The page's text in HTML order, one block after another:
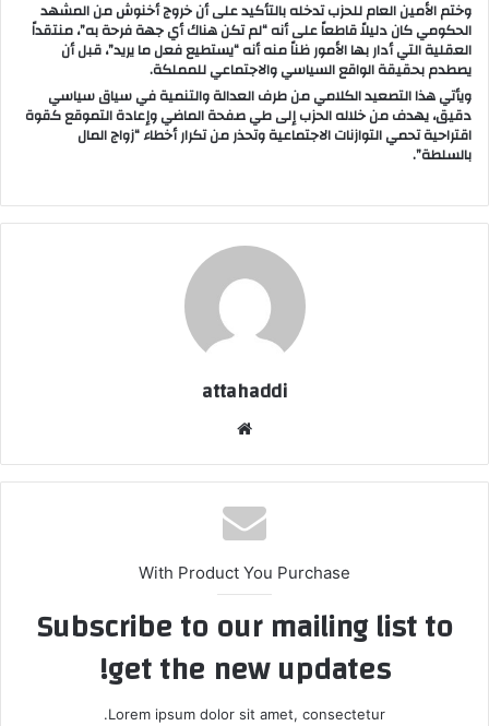
وختم الأمين العام للحزب تدخله بالتأكيد على أن خروج أخنوش من المشهد
الحكومي كان دليلاً قاطعاً على أنه “لم تكن هناك أي جهة فرحة به”، منتقداً
العقلية التي أدار بها الأمور ظناً منه أنه “يستطيع فعل ما يريد”، قبل أن
يصطدم بحقيقة الواقع السياسي والاجتماعي للمملكة.
ويأتي هذا التصعيد الكلامي من طرف العدالة والتنمية في سياق سياسي
دقيق، يهدف من خلاله الحزب إلى طي صفحة الماضي وإعادة التموقع كقوة
اقتراحية تحمي التوازنات الاجتماعية وتحذر من تكرار أخطاء “زواج المال
بالسلطة”.
attahaddi
الوي
ب
With Product You Purchase
Subscribe to our mailing list to
get the new updates!
Lorem ipsum dolor sit amet, consectetur.